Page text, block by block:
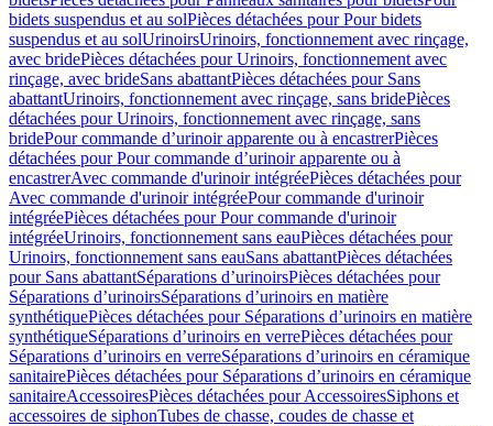
bidets suspendus et au solPièces détachées pour Pour bidets
suspendus et au solUrinoirsUrinoirs, fonctionnement avec rinçage,
avec bridePièces détachées pour Urinoirs, fonctionnement avec
rinçage, avec brideSans abattantPièces détachées pour Sans
abattantUrinoirs, fonctionnement avec rinçage, sans bridePièces
détachées pour Urinoirs, fonctionnement avec rinçage, sans
bridePour commande d’urinoir apparente ou à encastrerPièces
détachées pour Pour commande d’urinoir apparente ou à
encastrerAvec commande d'urinoir intégréePièces détachées pour
Avec commande d'urinoir intégréePour commande d'urinoir
intégréePièces détachées pour Pour commande d'urinoir
intégréeUrinoirs, fonctionnement sans eauPièces détachées pour
Urinoirs, fonctionnement sans eauSans abattantPièces détachées
pour Sans abattantSéparations d’urinoirsPièces détachées pour
Séparations d’urinoirsSéparations d’urinoirs en matière
synthétiquePièces détachées pour Séparations d’urinoirs en matière
synthétiqueSéparations d’urinoirs en verrePièces détachées pour
Séparations d’urinoirs en verreSéparations d’urinoirs en céramique
sanitairePièces détachées pour Séparations d’urinoirs en céramique
sanitaireAccessoiresPièces détachées pour AccessoiresSiphons et
accessoires de siphonTubes de chasse, coudes de chasse et